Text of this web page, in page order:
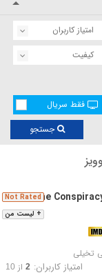
امتیاز کاربران
کیفیت
فقط سریال
جستجو
+ لیست من
Not RatedThe
تخیلی
امتیاز کاربران: 2 از 10